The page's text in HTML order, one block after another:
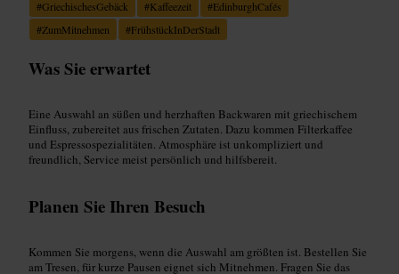
#GriechischesGebäck #Kaffeezeit #EdinburghCafés
#ZumMitnehmen #FrühstückInDerStadt
Was Sie erwartet
Eine Auswahl an süßen und herzhaften Backwaren mit griechischem
Einfluss, zubereitet aus frischen Zutaten. Dazu kommen Filterkaffee
und Espressospezialitäten. Atmosphäre ist unkompliziert und
freundlich, Service meist persönlich und hilfsbereit.
Planen Sie Ihren Besuch
Kommen Sie morgens, wenn die Auswahl am größten ist. Bestellen Sie
am Tresen, für kurze Pausen eignet sich Mitnehmen. Fragen Sie das